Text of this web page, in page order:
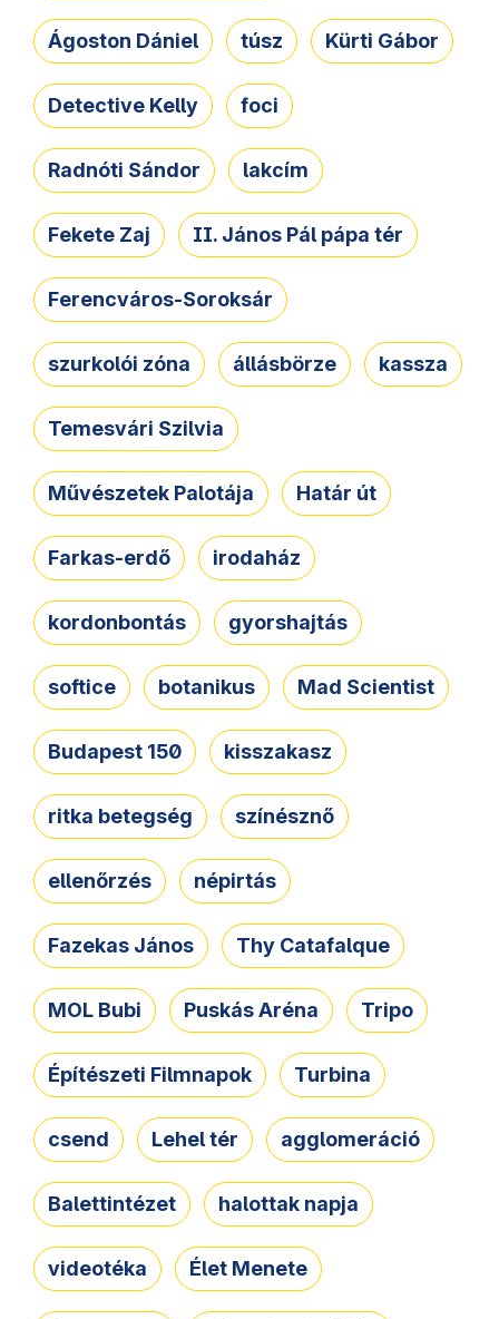
Ágoston Dániel túsz Kürti Gábor
Detective Kelly foci
Radnóti Sándor lakcím
Fekete Zaj II. János Pál pápa tér
Ferencváros-Soroksár
szurkolói zóna állásbörze kassza
Temesvári Szilvia
Művészetek Palotája Határ út
Farkas-erdő irodaház
kordonbontás gyorshajtás
softice botanikus Mad Scientist
Budapest 150 kisszakasz
ritka betegség színésznő
ellenőrzés népirtás
Fazekas János Thy Catafalque
MOL Bubi Puskás Aréna Tripo
Építészeti Filmnapok Turbina
csend Lehel tér agglomeráció
Balettintézet halottak napja
videotéka Élet Menete